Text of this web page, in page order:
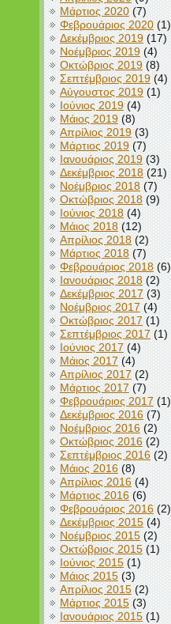
Μάρτιος 2020(7)
Φεβρουάριος 2020(1)
Δεκέμβριος 2019(17)
Νοέμβριος 2019(4)
Οκτώβριος 2019(8)
Σεπτέμβριος 2019(4)
Αύγουστος 2019(1)
Ιούνιος 2019(4)
Μάιος 2019(8)
Απρίλιος 2019(3)
Μάρτιος 2019(7)
Ιανουάριος 2019(3)
Δεκέμβριος 2018(21)
Νοέμβριος 2018(7)
Οκτώβριος 2018(9)
Ιούνιος 2018(4)
Μάιος 2018(12)
Απρίλιος 2018(2)
Μάρτιος 2018(7)
Φεβρουάριος 2018(6)
Ιανουάριος 2018(2)
Δεκέμβριος 2017 (3)
Νοέμβριος 2017(4)
Οκτώβριος 2017(1)
Σεπτέμβριος 2017 (1)
Ιούνιος 2017 (4)
Μάιος 2017 (4)
Απρίλιος 2017 (2)
Μάρτιος 2017 (7)
Φεβρουάριος 2017(1)
Δεκέμβριος 2016(7)
Νοέμβριος 2016(2)
Οκτώβριος 2016(2)
Σεπτέμβριος 2016(2)
Μάιος 2016(8)
Απρίλιος 2016(4)
Μάρτιος 2016(6)
Φεβρουάριος 2016(2)
Δεκέμβριος 2015(4)
Νοέμβριος 2015(2)
Οκτώβριος 2015(1)
Ιούνιος 2015(1)
Μάιος 2015(3)
Απρίλιος 2015(2)
Μάρτιος 2015(3)
Ιανουάριος 2015(1)